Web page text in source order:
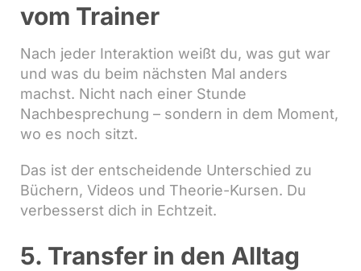
vom Trainer
Nach jeder Interaktion weißt du, was gut war
und was du beim nächsten Mal anders
machst. Nicht nach einer Stunde
Nachbesprechung – sondern in dem Moment,
wo es noch sitzt.
Das ist der entscheidende Unterschied zu
Büchern, Videos und Theorie-Kursen. Du
verbesserst dich in Echtzeit.
5. Transfer in den Alltag